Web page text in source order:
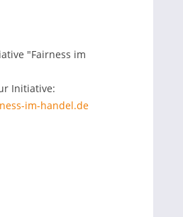
"Fairness im
Initiative:
im-handel.de